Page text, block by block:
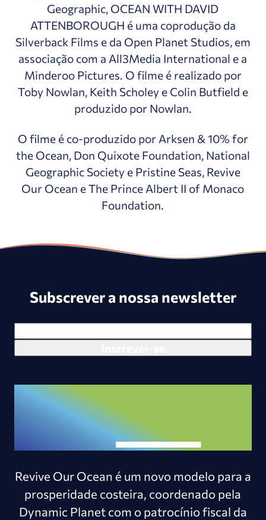
Geographic, OCEAN WITH DAVID
ATTENBOROUGH é uma coprodução da
Silverback Films e da Open Planet Studios, em
associação com a All3Media International e a
Minderoo Pictures. O filme é realizado por
Toby Nowlan, Keith Scholey e Colin Butfield e
produzido por Nowlan.
O filme é co-produzido por Arksen & 10% for
the Ocean, Don Quixote Foundation, National
Geographic Society e Pristine Seas, Revive
Our Ocean e The Prince Albert II of Monaco
Foundation.
Subscrever a nossa newsletter
Revive Our Ocean é um novo modelo para a
prosperidade costeira, coordenado pela
Dynamic Planet com o patrocínio fiscal da